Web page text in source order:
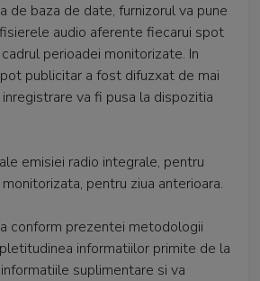
baza de date, furnizorul va pune
audio aferente fiecarui spot
perioadei monitorizate. In
publicitar a fost difuzxat de mai
va fi pusa la dispozitia
emisiei radio integrale, pentru
pentru ziua anterioara.
conform prezentei metodologii
informatiilor primite de la
suplimentare si va